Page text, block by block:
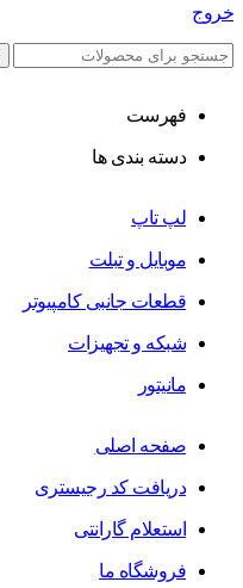
خروج
فهرست
دسته بندی ها
لپ تاپ
موبایل و تبلت
قطعات جانبی کامپیوتر
شبکه و تجهیزات
مانیتور
صفحه اصلی
دریافت کد رجیستری
استعلام گارانتی
فروشگاه ما